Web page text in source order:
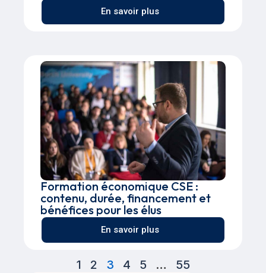
En savoir plus
Formation économique CSE :
contenu, durée, financement et
bénéfices pour les élus
En savoir plus
1 2 3 4 5 … 55